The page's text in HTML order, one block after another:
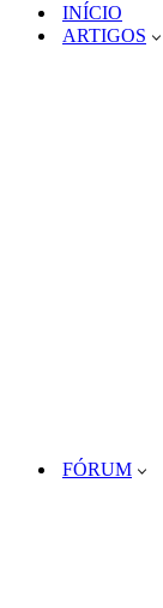
INÍCIO
ARTIGOS
FÓRUM